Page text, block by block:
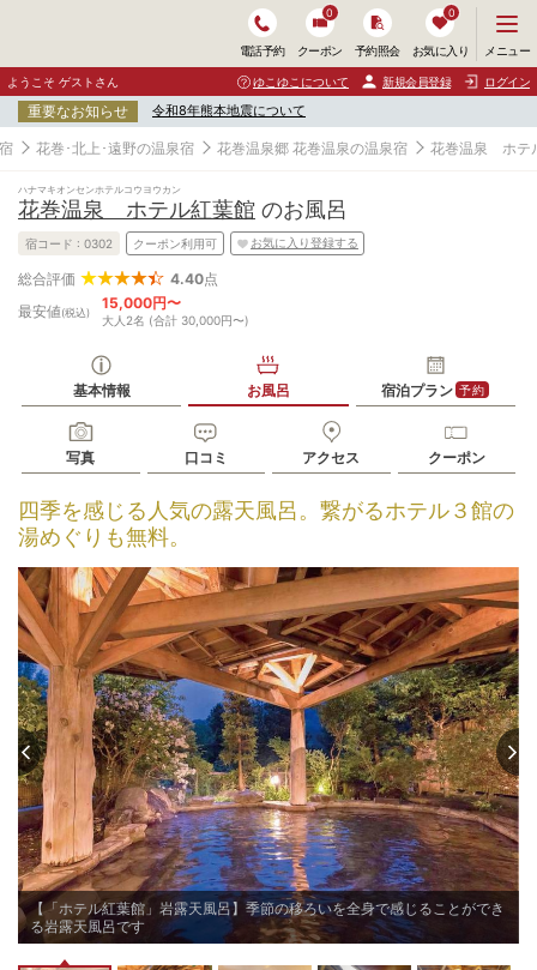
電話予約 クーポン
0
予約照会 お気に入り
0
ニ
ュ
ー
開
く
メニュー
ようこそ ゲストさん ゆこゆこについて 新規会員登録 ログイン
重要なお知らせ 令和8年熊本地震について
花巻･北上･遠野の温泉宿 花巻温泉郷 花巻温泉の温泉宿 花巻温泉 ホテ
ハナマキオンセンホテルコウヨウカン
花巻温泉 ホテル紅葉館 のお風呂
宿コード : 0302 クーポン利用可 お気に入り登録する
総合評価 4.40点
最安値(税込)
15,000円〜
大人2名 (合計 30,000円〜)
基本情報 お風呂 宿泊プラン 予約
写真 口コミ アクセス クーポン
四季を感じる人気の露天風呂。繋がるホテル３館の
湯めぐりも無料。
【「ホテル紅葉館」岩露天風呂】季節の移ろいを全身で感じることができ
る岩露天風呂です